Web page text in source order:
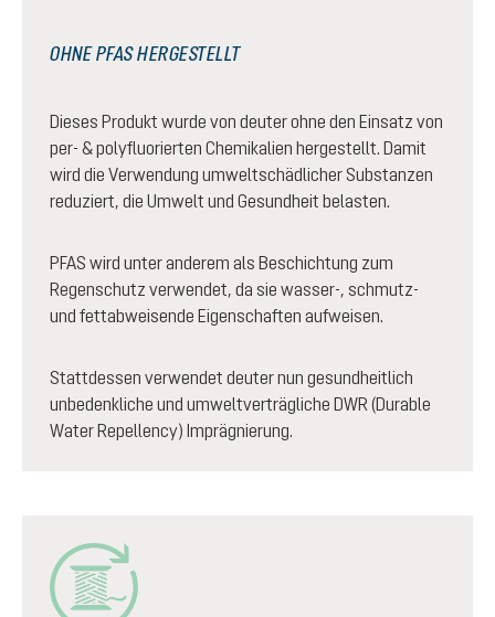
OHNE PFAS HERGESTELLT
Dieses Produkt wurde von deuter ohne den Einsatz von
per- & polyfluorierten Chemikalien hergestellt. Damit
wird die Verwendung umweltschädlicher Substanzen
reduziert, die Umwelt und Gesundheit belasten.
PFAS wird unter anderem als Beschichtung zum
Regenschutz verwendet, da sie wasser-, schmutz-
und fettabweisende Eigenschaften aufweisen.
Stattdessen verwendet deuter nun gesundheitlich
unbedenkliche und umweltverträgliche DWR (Durable
Water Repellency) Imprägnierung.